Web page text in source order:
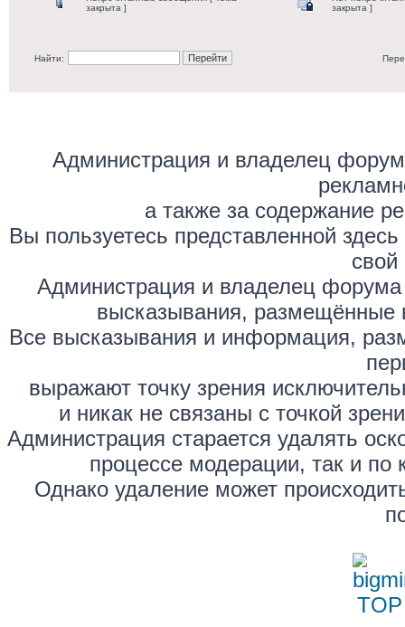
закрыта ]
закрыта ]
Найти:
Администрация и владелец
а также за содержание
Вы пользуетесь представленной
свой
Администрация и владелец форума
высказывания, размещённые
Все высказывания и информация,
выражают точку зрения
и никак не связаны с точкой
Администрация старается удалять
процессе модерации, так и по
Однако удаление может